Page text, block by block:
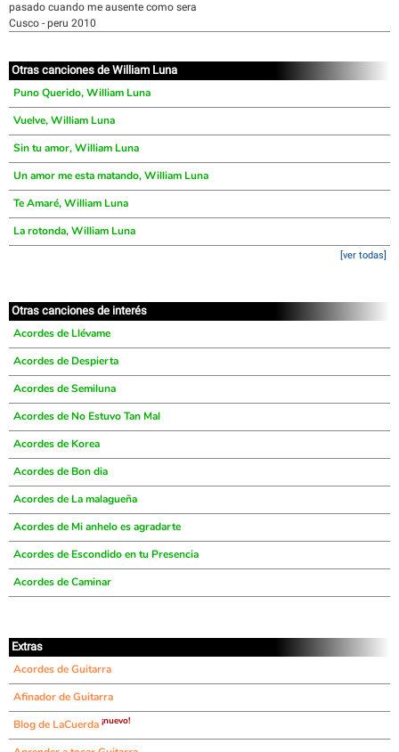
pasado cuando me ausente como sera
Cusco - peru 2010
Otras canciones de William Luna
Puno Querido, William Luna
Vuelve, William Luna
Sin tu amor, William Luna
Un amor me esta matando, William Luna
Te Amaré, William Luna
La rotonda, William Luna
[ver todas]
Otras canciones de interés
Acordes de Llévame
Acordes de Despierta
Acordes de Semiluna
Acordes de No Estuvo Tan Mal
Acordes de Korea
Acordes de Bon dia
Acordes de La malagueña
Acordes de Mi anhelo es agradarte
Acordes de Escondido en tu Presencia
Acordes de Caminar
Extras
Acordes de Guitarra
Afinador de Guitarra
Blog de LaCuerda ¡nuevo!